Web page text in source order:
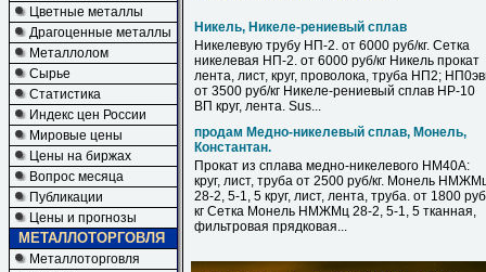
Цветные металлы
Драгоценные металлы
Металлолом
Сырье
Статистика
Индекс цен России
Мировые цены
Цены на биржах
Вопрос месяца
Публикации
Цены и прогнозы
МЕТАЛЛОТОРГОВЛЯ
Металлоторговля
Никель, Никеле-рениевый сплав
Никелевую трубу НП-2. от 6000 руб/кг. Сетка
никелевая НП-2. от 6000 руб/кг Никель прокат
лента, лист, круг, проволока, труба НП2;
от 3500 руб/кг Никеле-рениевый сплав НР-10
ВП круг, лента. Sus...
продам Медно-никелевый сплав, Монель,
Константан.
Прокат из сплава медно-никелевого НМ40А:
круг, лист, труба от 2500 руб/кг. Монель
28-2, 5-1, 5 круг, лист, лента, труба. от 1800
кг Сетка Монель НМЖМц 28-2, 5-1, 5 тканная,
фильтровая прядковая...